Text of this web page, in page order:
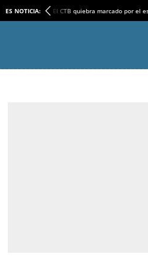
ES NOTICIA: El CTB quiebra marcado por el